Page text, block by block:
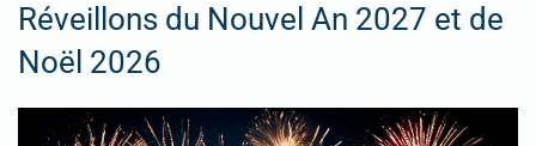
Réveillons du Nouvel An 2027 et de
Noël 2026